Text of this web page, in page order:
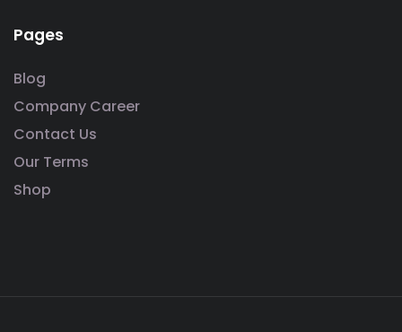
Pages
Blog
Company Career
Contact Us
Our Terms
Shop